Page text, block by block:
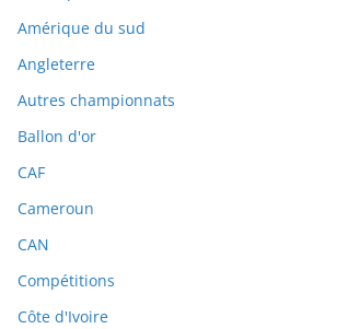
Amérique du sud
Angleterre
Autres championnats
Ballon d'or
CAF
Cameroun
CAN
Compétitions
Côte d'Ivoire